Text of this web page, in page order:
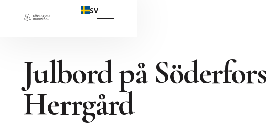
SV
Julbord på Söderfors
Herrgård